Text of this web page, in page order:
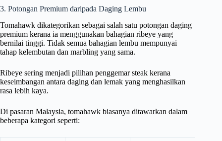
3. Potongan Premium daripada Daging Lembu
Tomahawk dikategorikan sebagai salah satu potongan daging
premium kerana ia menggunakan bahagian ribeye yang
bernilai tinggi. Tidak semua bahagian lembu mempunyai
tahap kelembutan dan marbling yang sama.
Ribeye sering menjadi pilihan penggemar steak kerana
keseimbangan antara daging dan lemak yang menghasilkan
rasa lebih kaya.
Di pasaran Malaysia, tomahawk biasanya ditawarkan dalam
beberapa kategori seperti: